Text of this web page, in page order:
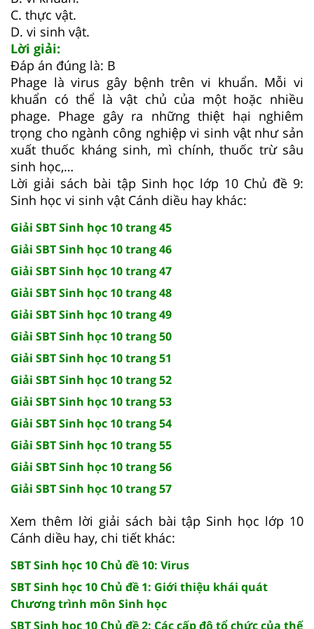
C. thực vật.
D. vi sinh vật.
Lời giải:
Đáp án đúng là: B
Phage là virus gây bệnh trên vi khuẩn. Mỗi vi
khuẩn có thể là vật chủ của một hoặc nhiều
phage. Phage gây ra những thiệt hại nghiêm
trọng cho ngành công nghiệp vi sinh vật như sản
xuất thuốc kháng sinh, mì chính, thuốc trừ sâu
sinh học,…
Lời giải sách bài tập Sinh học lớp 10 Chủ đề 9:
Sinh học vi sinh vật Cánh diều hay khác:
Giải SBT Sinh học 10 trang 45
Giải SBT Sinh học 10 trang 46
Giải SBT Sinh học 10 trang 47
Giải SBT Sinh học 10 trang 48
Giải SBT Sinh học 10 trang 49
Giải SBT Sinh học 10 trang 50
Giải SBT Sinh học 10 trang 51
Giải SBT Sinh học 10 trang 52
Giải SBT Sinh học 10 trang 53
Giải SBT Sinh học 10 trang 54
Giải SBT Sinh học 10 trang 55
Giải SBT Sinh học 10 trang 56
Giải SBT Sinh học 10 trang 57
Xem thêm lời giải sách bài tập Sinh học lớp 10
Cánh diều hay, chi tiết khác:
SBT Sinh học 10 Chủ đề 10: Virus
SBT Sinh học 10 Chủ đề 1: Giới thiệu khái quát
Chương trình môn Sinh học
SBT Sinh học 10 Chủ đề 2: Các cấp độ tổ chức của thế